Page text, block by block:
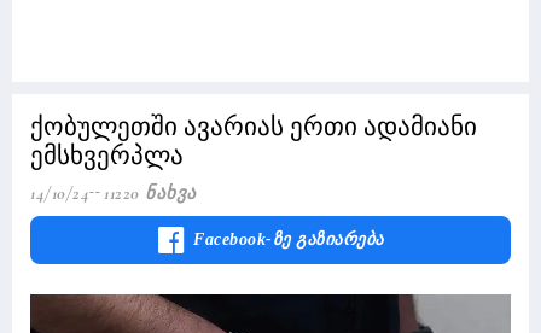
ქობულეთში ავარიას ერთი ადამიანი
ემსხვერპლა
14/10/24 11220 Ნახვა
Facebook-Ზე Გაზიარება